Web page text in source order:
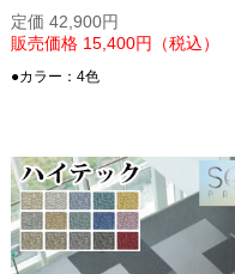
定価 42,900円
販売価格 15,400円（税込）
●カラー：4色